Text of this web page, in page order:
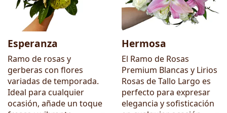
Esperanza
Ramo de rosas y
gerberas con flores
variadas de temporada.
Ideal para cualquier
ocasión, añade un toque
Hermosa
El Ramo de Rosas
Premium Blancas y Lirios
Rosas de Tallo Largo es
perfecto para expresar
elegancia y sofisticación